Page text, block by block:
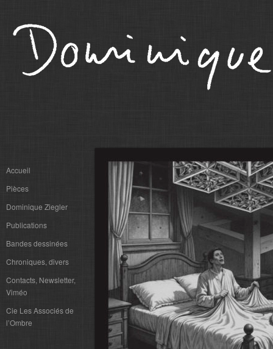
Accueil
Pièces
Dominique Ziegler
Publications
Bandes dessinées
Chroniques, divers
Contacts, Newsletter,
Viméo
Cie Les Associés de
l’Ombre